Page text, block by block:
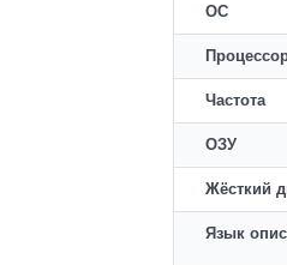
ОС
Частота
ОЗУ
Жёсткий
Язык